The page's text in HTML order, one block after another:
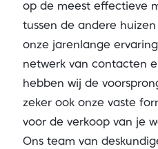
op de meest effectieve
tussen de andere
onze jarenlange
netwerk van contacten
hebben wij de
zeker ook onze vaste
voor de verkoop van je
Ons team van